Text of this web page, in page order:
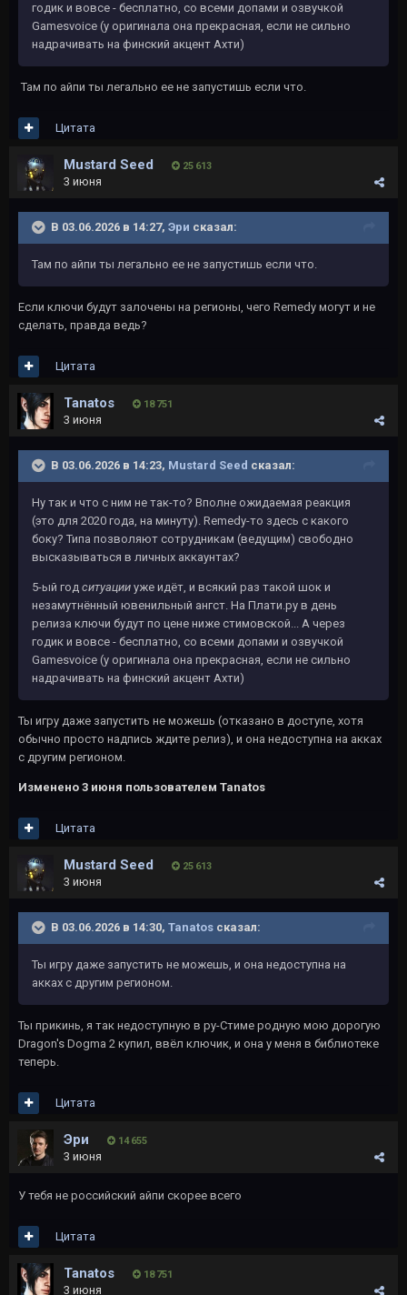
годик и вовсе - бесплатно, со всеми допами и озвучкой
Gamesvoice (у оригинала она прекрасная, если не сильно
надрачивать на финский акцент Ахти)
Там по айпи ты легально ее не запустишь если что.
Цитата
Mustard Seed 25 613
3 июня
В 03.06.2026 в 14:27, Эри сказал:
Там по айпи ты легально ее не запустишь если что.
Если ключи будут залочены на регионы, чего Remedy могут и не
сделать, правда ведь?
Цитата
Tanatos 18 751
3 июня
В 03.06.2026 в 14:23, Mustard Seed сказал:
Ну так и что с ним не так-то? Вполне ожидаемая реакция
(это для 2020 года, на минуту). Remedy-то здесь с какого
боку? Типа позволяют сотрудникам (ведущим) свободно
высказываться в личных аккаунтах?
5-ый год ситуации уже идёт, и всякий раз такой шок и
незамутнённый ювенильный ангст. На Плати.ру в день
релиза ключи будут по цене ниже стимовской... А через
годик и вовсе - бесплатно, со всеми допами и озвучкой
Gamesvoice (у оригинала она прекрасная, если не сильно
надрачивать на финский акцент Ахти)
Ты игру даже запустить не можешь (отказано в доступе, хотя
обычно просто надпись ждите релиз), и она недоступна на акках
с другим регионом.
Изменено 3 июня пользователем Tanatos
Цитата
Mustard Seed 25 613
3 июня
В 03.06.2026 в 14:30, Tanatos сказал:
Ты игру даже запустить не можешь, и она недоступна на
акках с другим регионом.
Ты прикинь, я так недоступную в ру-Стиме родную мою дорогую
Dragon's Dogma 2 купил, ввёл ключик, и она у меня в библиотеке
теперь.
Цитата
Эри 14 655
3 июня
У тебя не российский айпи скорее всего
Цитата
Tanatos 18 751
3 июня